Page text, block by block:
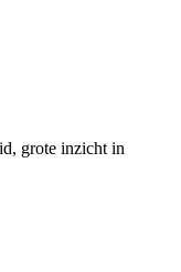
grote inzicht in